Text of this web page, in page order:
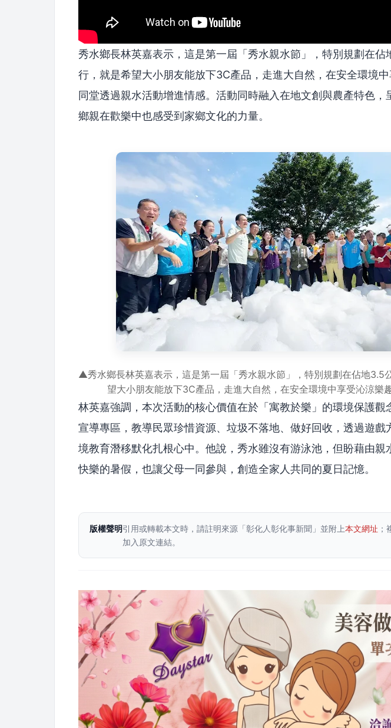
秀水鄉長林英嘉表示，這是第一屆「秀水親水節」，特別規劃在佔
行，就是希望大小朋友能放下3C產品，走進大自然，在安全環境
同堂透過親水活動增進情感。活動同時融入在地文創與農產特色，
鄉親在歡樂中也感受到家鄉文化的力量。
▲秀水鄉長林英嘉表示，這是第一屆「秀水親水節」，特別規劃在佔地3.5
望大小朋友能放下3C產品，走進大自然，在安全環境中享受沁涼樂
林英嘉強調，本次活動的核心價值在於「寓教於樂」的環境保護觀
宣導專區，教導民眾珍惜資源、垃圾不落地、做好回收，透過遊戲
境教育潛移默化扎根心中。他說，秀水雖沒有游泳池，但盼藉由親
快樂的暑假，也讓父母一同參與，創造全家人共同的夏日記憶。
版權聲明引用或轉載本文時，請註明來源「彰化人彰化事新聞」並附上本文網址
加入原文連結。